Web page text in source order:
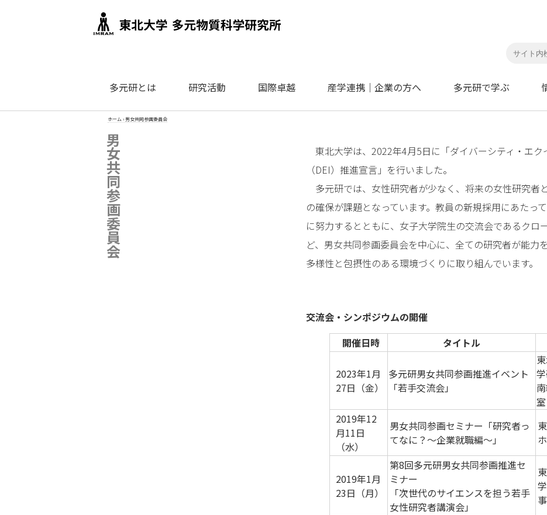
多元研とは 研究活動 国際卓越 産学連携｜企業の方へ 多元研で学ぶ
ホーム ›男女共同参画委員会
男女共同参画委員会
東北大学は、2022年4月5日に「ダイバーシティ・エク
（DEI）推進宣言」を行いました。
多元研では、女性研究者が少なく、将来の女性研究者
の確保が課題となっています。教員の新規採用にあたっ
に努力するとともに、女子大学院生の交流会であるクロ
ど、男女共同参画委員会を中心に、全ての研究者が能力
多様性と包摂性のある環境づくりに取り組んでいます。
交流会・シンポジウムの開催
開催日時
タイトル
2023年1月
27日（金）
多元研男女共同参画推進イベント
「若手交流会」
室
2019年12
月11日
（水）
男女共同参画セミナー「研究者っ
てなに？～企業就職編～」
2019年1月
23日（月）
第8回多元研男女共同参画推進セ
ミナー
「次世代のサイエンスを担う若手
女性研究者講演会」